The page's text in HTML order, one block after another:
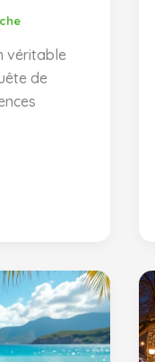
véritable
de